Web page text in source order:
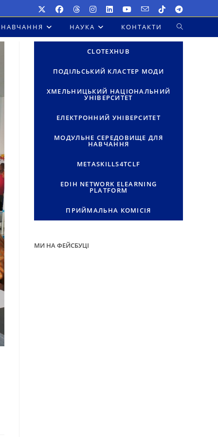
НАВЧАННЯ НАУКА КОНТАКТИ
CLOTEXHUB
ПОДІЛЬСЬКИЙ КЛАСТЕР МОДИ
ХМЕЛЬНИЦЬКИЙ НАЦІОНАЛЬНИЙ
УНІВЕРСИТЕТ
ЕЛЕКТРОННИЙ УНІВЕРСИТЕТ
МОДУЛЬНЕ СЕРЕДОВИЩЕ ДЛЯ
НАВЧАННЯ
METASKILLS4TCLF
EDIH NETWORK ELEARNING
PLATFORM
ПРИЙМАЛЬНА КОМІСІЯ
МИ НА ФЕЙСБУЦІ